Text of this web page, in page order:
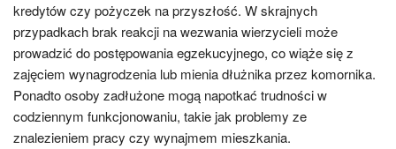
kredytów czy pożyczek na przyszłość. W skrajnych
przypadkach brak reakcji na wezwania wierzycieli może
prowadzić do postępowania egzekucyjnego, co wiąże się z
zajęciem wynagrodzenia lub mienia dłużnika przez komornika.
Ponadto osoby zadłużone mogą napotkać trudności w
codziennym funkcjonowaniu, takie jak problemy ze
znalezieniem pracy czy wynajmem mieszkania.